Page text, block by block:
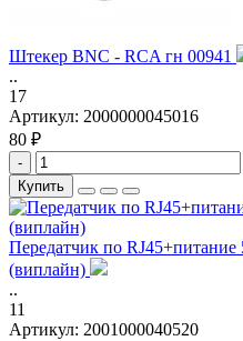
Штекер BNC - RCA гн 00941
..
17
Артикул: 2000000045016
80 ₽
-
Купить
Передатчик по
(виплайн)
..
11
Артикул: 2001000040520